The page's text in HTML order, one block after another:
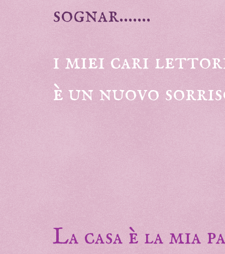
sognar.......
i miei cari
è un nuovo
La casa è la mia